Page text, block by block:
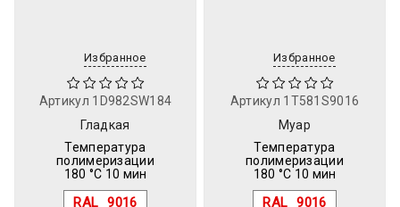
Избранное
Артикул 1D982SW184
Гладкая
Температура
полимеризации
180 °C 10 мин
RAL 9016
Избранное
Артикул 1T581S9016
Муар
Температура
полимеризации
180 °C 10 мин
RAL 9016